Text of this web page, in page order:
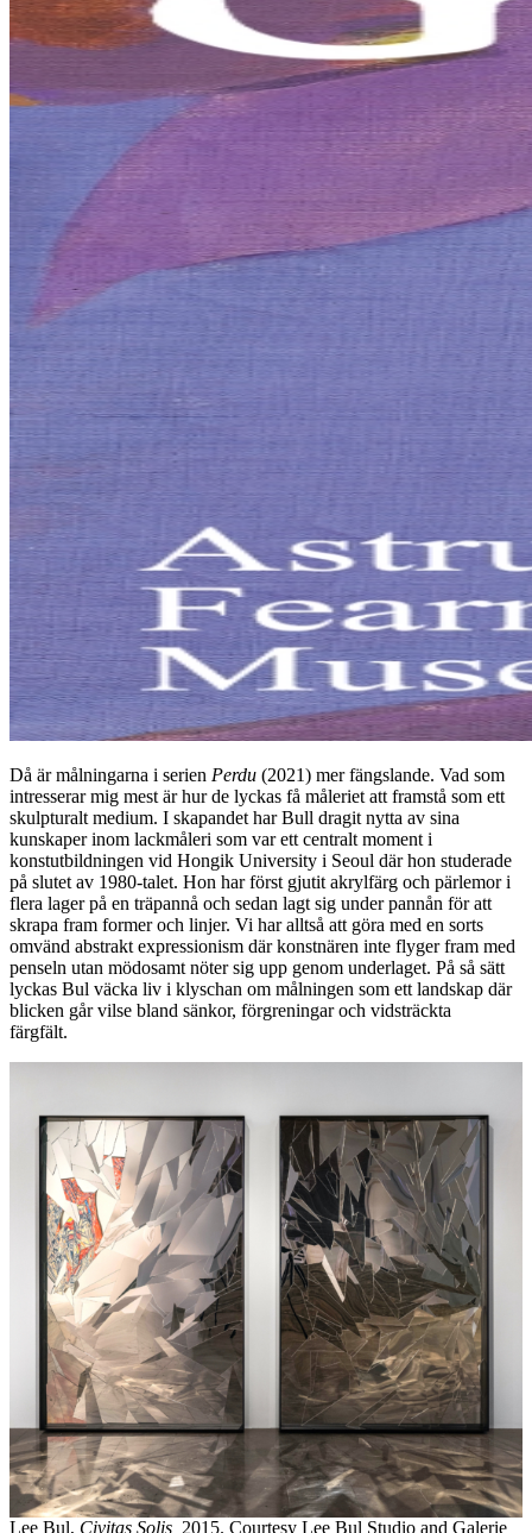
Då är målningarna i serien Perdu (2021) mer fängslande. Vad som
intresserar mig mest är hur de lyckas få måleriet att framstå som ett
skulpturalt medium. I skapandet har Bull dragit nytta av sina
kunskaper inom lackmåleri som var ett centralt moment i
konstutbildningen vid Hongik University i Seoul där hon studerade
på slutet av 1980-talet. Hon har först gjutit akrylfärg och pärlemor i
flera lager på en träpannå och sedan lagt sig under pannån för att
skrapa fram former och linjer. Vi har alltså att göra med en sorts
omvänd abstrakt expressionism där konstnären inte flyger fram med
penseln utan mödosamt nöter sig upp genom underlaget. På så sätt
lyckas Bul väcka liv i klyschan om målningen som ett landskap där
blicken går vilse bland sänkor, förgreningar och vidsträckta
färgfält.
Lee Bul, Civitas Solis, 2015. Courtesy Lee Bul Studio and Galerie